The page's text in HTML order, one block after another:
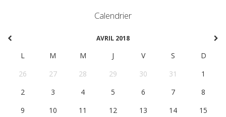
Calendrier
AVRIL 2018
L M M J V S
D
26
27 28 29 30 31
1
2
3 4 5 6 7
8
9
10 11 12 13 14
15